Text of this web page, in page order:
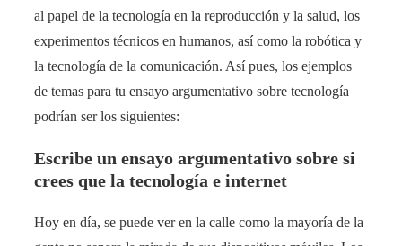
al papel de la tecnología en la reproducción y la salud, los
experimentos técnicos en humanos, así como la robótica y
la tecnología de la comunicación. Así pues, los ejemplos
de temas para tu ensayo argumentativo sobre tecnología
podrían ser los siguientes:
Escribe un ensayo argumentativo sobre si
crees que la tecnología e internet
Hoy en día, se puede ver en la calle como la mayoría de la